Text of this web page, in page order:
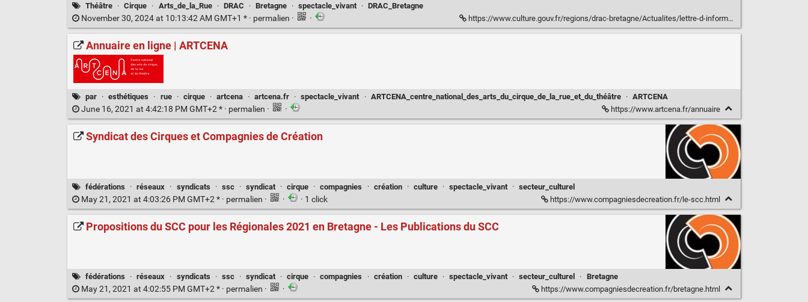
Théâtre · Cirque · Arts_de_la_Rue · DRAC · Bretagne · spectacle_vivant · DRAC_Bretagne
November 30, 2024 at 10:13:42 AM GMT+1 * · permalien · · https://www.culture.gouv.fr/regions/drac-bretagne/Actualites/lettre-d-information-theatrale
Annuaire en ligne | ARTCENA
par · esthétiques · rue · cirque · artcena · artcena.fr · spectacle_vivant · ARTCENA_centre_national_des_arts_du_cirque_de_la_rue_et_du_théâtre · ARTCENA
June 16, 2021 at 4:42:18 PM GMT+2 * · permalien · · https://www.artcena.fr/annuaire
Syndicat des Cirques et Compagnies de Création
fédérations · réseaux · syndicats · ssc · syndicat · cirque · compagnies · création · culture · spectacle_vivant · secteur_culturel
May 21, 2021 at 4:03:26 PM GMT+2 * · permalien · · · 1 click https://www.compagniesdecreation.fr/le-scc.html
Propositions du SCC pour les Régionales 2021 en Bretagne - Les Publications du SCC
fédérations · réseaux · syndicats · ssc · syndicat · cirque · compagnies · création · culture · spectacle_vivant · secteur_culturel · Bretagne
May 21, 2021 at 4:02:55 PM GMT+2 * · permalien · · https://www.compagniesdecreation.fr/bretagne.html